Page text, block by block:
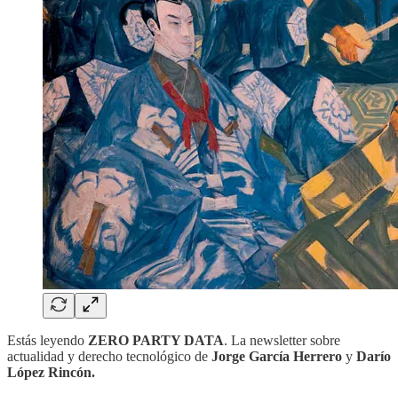
Estás leyendo ZERO PARTY DATA. La newsletter sobre
actualidad y derecho tecnológico de Jorge García Herrero y Darío
López Rincón.